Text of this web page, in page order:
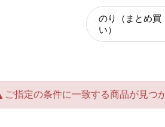
のり（まとめ買
い）
ご指定の条件に一致する商品が見つ